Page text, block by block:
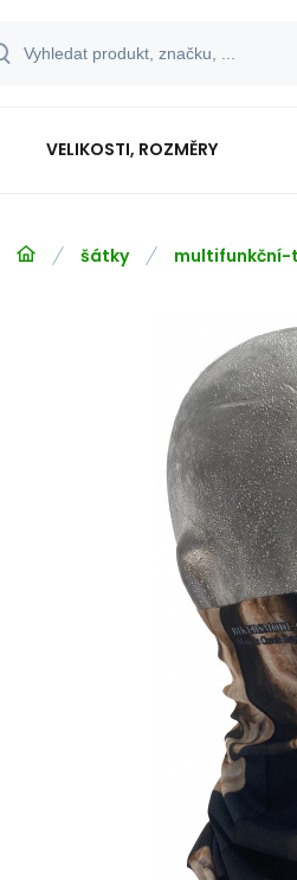
VELIKOSTI, ROZMĚRY
šátky multifunkční-